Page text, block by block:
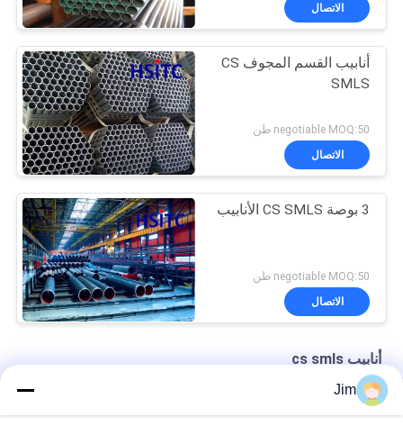
الاتصال
أنابيب القسم المجوف CS
SMLS
negotiable MOQ:50 طن
الاتصال
3 بوصة CS SMLS الأنابيب
negotiable MOQ:50 طن
الاتصال
أنابيب cs smls
محطات الطاقة الكهرومائية SCH80 CS SMLS
Jim